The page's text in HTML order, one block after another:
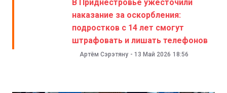
В Приднестровье ужесточили
наказание за оскорбления:
подростков с 14 лет смогут
штрафовать и лишать телефонов
Артём Сэрэтяну - 13 Май 2026 18:56